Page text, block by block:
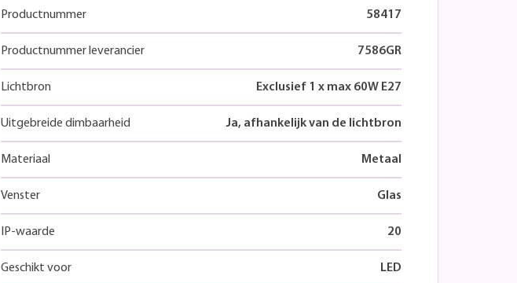
Productnummer 58417
Productnummer leverancier 7586GR
Lichtbron Exclusief 1 x max 60W E27
Uitgebreide dimbaarheid Ja, afhankelijk van de lichtbron
Materiaal Metaal
Venster Glas
IP-waarde 20
Geschikt voor LED